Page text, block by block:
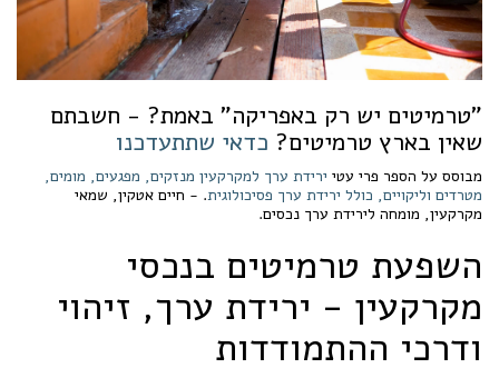
"טרמיטים יש רק באפריקה" באמת? - חשבתם
שאין בארץ טרמיטים? כדאי שתתעדכנו
מבוסס על הספר פרי עטי ירידת ערך למקרקעין מנזקים, מפגעים, מומים,
מטרדים וליקויים, כולל ירידת ערך פסיכולוגית. - חיים אטקין, שמאי
מקרקעין, מומחה לירידת ערך נכסים.
השפעת טרמיטים בנכסי
מקרקעין - ירידת ערך, זיהוי
ודרכי ההתמודדות